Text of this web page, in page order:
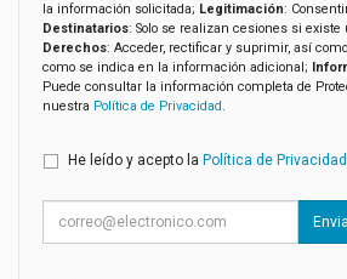
la información solicitada; Legitimación:
Destinatarios: Solo se realizan cesiones si existe
Derechos: Acceder, rectificar y suprimir, así
como se indica en la información adicional;
Puede consultar la información completa de
nuestra Política de Privacidad .
He leído y acepto la Política de Privacidad